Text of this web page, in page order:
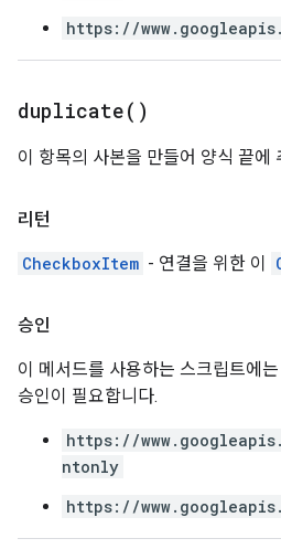
https://
duplicate( )
이 항목의 사본을 만들어 양식 끝에
리턴
CheckboxItem - 연결을 위한 이
승인
이 메서드를 사용하는 스크립트에
승인이 필요합니다.
https://
ntonly
https://